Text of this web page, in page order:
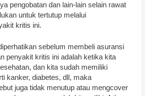
pengobatan dan lain-lain selain rawat
untuk tertutup melalui
kritis ini.
sebelum membeli asuransi
penyakit kritis ini adalah ketika kita
dan kita sudah memiliki
kanker, diabetes, dll, maka
juga tidak menutup atau mengcover